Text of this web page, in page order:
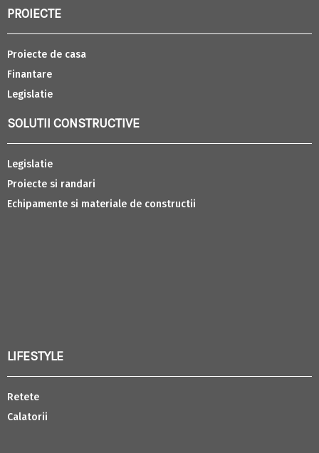
PROIECTE
Proiecte de casa
Finantare
Legislatie
SOLUTII CONSTRUCTIVE
Legislatie
Proiecte si randari
Echipamente si materiale de constructii
LIFESTYLE
Retete
Calatorii